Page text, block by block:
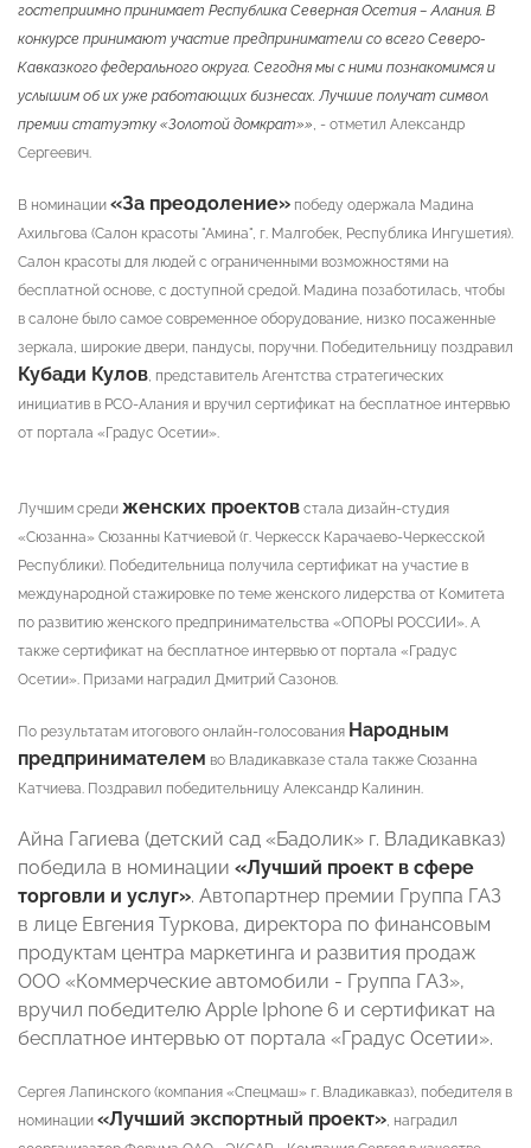
гостеприимно принимает Республика Северная Осетия – Алания. В
конкурсе принимают участие предприниматели со всего Северо-
Кавказкого федерального округа. Сегодня мы с ними познакомимся и
услышим об их уже работающих бизнесах. Лучшие получат символ
премии статуэтку «Золотой домкрат»» , - отметил Александр
Сергеевич.
В номинации «За преодоление» победу одержала Мадина
Ахильгова (Салон красоты "Амина", г. Малгобек, Республика Ингушетия).
Салон красоты для людей с ограниченными возможностями на
бесплатной основе, с доступной средой. Мадина позаботилась, чтобы
в салоне было самое современное оборудование, низко посаженные
зеркала, широкие двери, пандусы, поручни. Победительницу поздравил
Кубади Кулов , представитель Агентства стратегических
инициатив в РСО-Алания и вручил сертификат на бесплатное интервью
от портала «Градус Осетии».
Лучшим среди женских проектов стала дизайн-студия
«Сюзанна» Сюзанны Катчиевой (г. Черкесск Карачаево-Черкесской
Республики). Победительница получила сертификат на участие в
международной стажировке по теме женского лидерства от Комитета
по развитию женского предпринимательства «ОПОРЫ РОССИИ». А
также сертификат на бесплатное интервью от портала «Градус
Осетии». Призами наградил Дмитрий Сазонов.
По результатам итогового онлайн-голосования Народным
предпринимателем во Владикавказе стала также Сюзанна
Катчиева. Поздравил победительницу Александр Калинин.
Айна Гагиева (детский сад «Бадолик» г. Владикавказ)
победила в номинации «Лучший проект в сфере
торговли и услуг». Автопартнер премии Группа ГАЗ
в лице Евгения Туркова, директора по финансовым
продуктам центра маркетинга и развития продаж
ООО «Коммерческие автомобили - Группа ГАЗ»,
вручил победителю Apple Iphone 6 и сертификат на
бесплатное интервью от портала «Градус Осетии».
Сергея Лапинского (компания «Спецмаш» г. Владикавказ), победителя в
номинации «Лучший экспортный проект» , наградил